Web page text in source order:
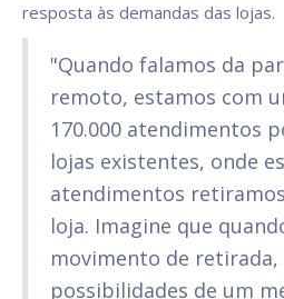
resposta às demandas das lojas.
"Quando falamos da
remoto, estamos com
170.000 atendimentos
lojas existentes, onde
atendimentos
loja. Imagine que
movimento de retirada,
possibilidades de um